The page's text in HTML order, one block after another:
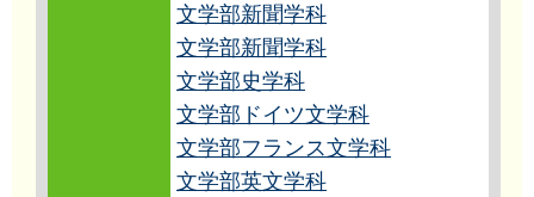
文学部新聞学科
文学部新聞学科
文学部史学科
文学部ドイツ文学科
文学部フランス文学科
文学部英文学科